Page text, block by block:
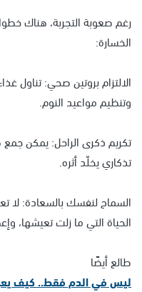
رغم صعوبة التجربة، هناك
الخسارة:
الالتزام بروتين صحي: تناول
وتنظيم مواعيد النوم.
تكريم ذكرى الراحل: يمكن
تذكاري يخلّد أثره.
السماح لنفسك بالسعادة: لا
الحياة التي ما زلت تعيشها،
طالع أيضًا
ليس في الدم فقط.. كيف